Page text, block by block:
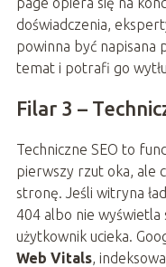
doświadczenia,
powinna być napisana
temat i potrafi go
Filar 3 –
Techniczne SEO to
pierwszy rzut oka, ale
stronę. Jeśli witryna
404 albo nie
użytkownik ucieka.
Web Vitals,